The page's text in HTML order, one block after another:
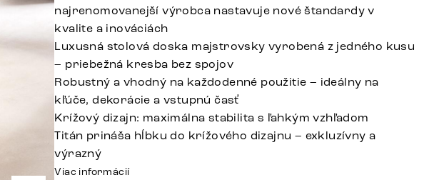
najrenomovanejší výrobca nastavuje nové štandardy v
kvalite a inováciách
Luxusná stolová doska majstrovsky vyrobená z jedného kusu
– priebežná kresba bez spojov
Robustný a vhodný na každodenné použitie – ideálny na
kľúče, dekorácie a vstupnú časť
Krížový dizajn: maximálna stabilita s ľahkým vzhľadom
Titán prináša hĺbku do krížového dizajnu – exkluzívny a
výrazný
Viac informácií